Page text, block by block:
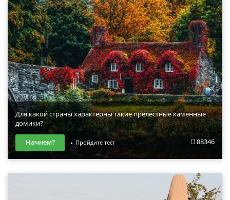
Для какой страны характерны такие прелестные каменные
домики?
88346
Начнем? Пройдите тест